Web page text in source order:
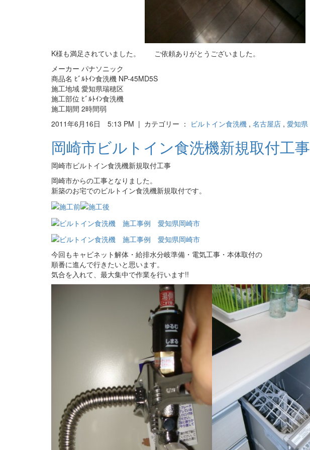
K様も満足されていました。 ご依頼ありがとうございました。
メーカー パナソニック
商品名 ﾋﾞﾙﾄｲﾝ食洗機 NP-45MD5S
施工地域 愛知県瑞穂区
施工部位 ﾋﾞﾙﾄｲﾝ食洗機
施工期間 2時間弱
2011年6月16日 5:13 PM | カテゴリー ： ビルトイン食洗機 , 名古屋店 , 愛知県
岡崎市ビルトイン食洗機新規取付工事
岡崎市ビルトイン食洗機新規取付工事
岡崎市からの工事となりました。
新築のお宅でのビルトイン食洗機新規取付です。
今回もキャビネット解体・給排水分岐準備・電気工事・本体取付の
順番に進んで行きたいと思います。
気合を入れて、最大集中で作業を行います!!